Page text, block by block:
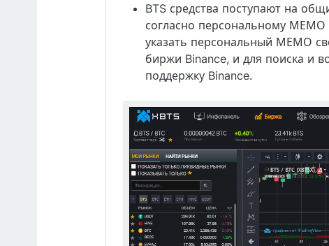
BTS средства поступают на
согласно персональному МЕМО
указать персональный МЕМО
биржи Binance, и для поиска и
поддержку Binance.